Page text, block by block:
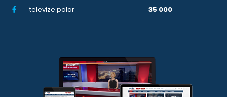
televize.polar
35 000